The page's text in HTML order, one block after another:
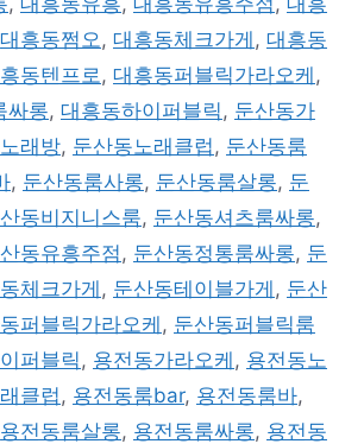
대흥동쩜오, 대흥동체크가게 , 대흥동
동텐프로, 대흥동퍼블릭가라오케 ,
싸롱, 대흥동하이퍼블릭, 둔산동가
래방, 둔산동노래클럽, 둔산동룸
, 둔산동룸사롱, 둔산동룸살롱, 둔
동비지니스룸, 둔산동셔츠룸싸롱,
동유흥주점, 둔산동정통룸싸롱, 둔
체크가게 , 둔산동테이블가게 , 둔산
퍼블릭가라오케, 둔산동퍼블릭룸
퍼블릭, 용전동가라오케 , 용전동노
클럽, 용전동룸bar, 용전동룸바,
용전동룸살롱, 용전동룸싸롱, 용전동